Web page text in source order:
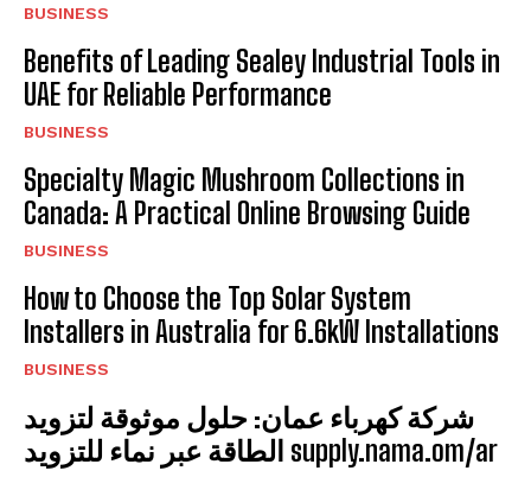
BUSINESS
Benefits of Leading Sealey Industrial Tools in
UAE for Reliable Performance
BUSINESS
Specialty Magic Mushroom Collections in
Canada: A Practical Online Browsing Guide
BUSINESS
How to Choose the Top Solar System
Installers in Australia for 6.6kW Installations
BUSINESS
شركة كهرباء عمان: حلول موثوقة لتزويد
الطاقة عبر نماء للتزويد supply.nama.om/ar